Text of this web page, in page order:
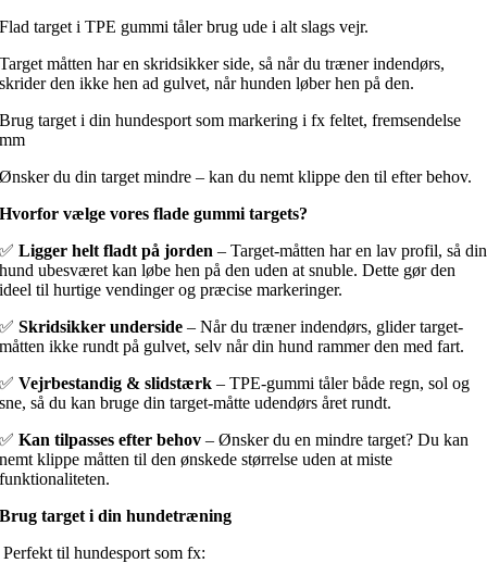
Flad target i TPE gummi tåler brug ude i alt slags vejr.
Target måtten har en skridsikker side, så når du træner indendørs,
skrider den ikke hen ad gulvet, når hunden løber hen på den.
Brug target i din hundesport som markering i fx feltet, fremsendelse
mm
Ønsker du din target mindre – kan du nemt klippe den til efter behov.
Hvorfor vælge vores flade gummi targets?
✅Ligger helt fladt på jorden – Target-måtten har en lav profil, så din
hund ubesværet kan løbe hen på den uden at snuble. Dette gør den
ideel til hurtige vendinger og præcise markeringer.
✅Skridsikker underside – Når du træner indendørs, glider target-
måtten ikke rundt på gulvet, selv når din hund rammer den med fart.
✅Vejrbestandig & slidstærk – TPE-gummi tåler både regn, sol og
sne, så du kan bruge din target-måtte udendørs året rundt.
✅Kan tilpasses efter behov – Ønsker du en mindre target? Du kan
nemt klippe måtten til den ønskede størrelse uden at miste
funktionaliteten.
Brug target i din hundetræning
Perfekt til hundesport som fx: